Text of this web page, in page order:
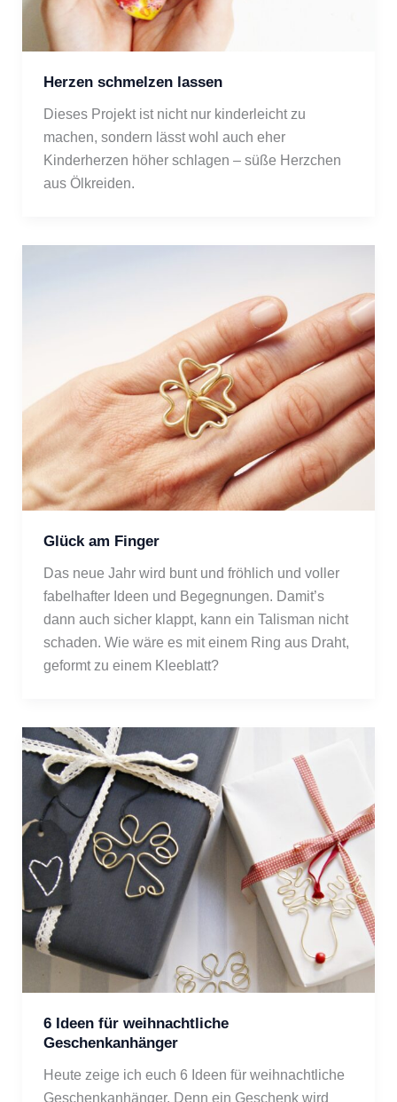
Herzen schmelzen lassen
Dieses Projekt ist nicht nur kinderleicht zu
machen, sondern lässt wohl auch eher
Kinderherzen höher schlagen – süße Herzchen
aus Ölkreiden.
Glück am Finger
Das neue Jahr wird bunt und fröhlich und voller
fabelhafter Ideen und Begegnungen. Damit’s
dann auch sicher klappt, kann ein Talisman nicht
schaden. Wie wäre es mit einem Ring aus Draht,
geformt zu einem Kleeblatt?
6 Ideen für weihnachtliche
Geschenkanhänger
Heute zeige ich euch 6 Ideen für weihnachtliche
Geschenkanhänger. Denn ein Geschenk wird